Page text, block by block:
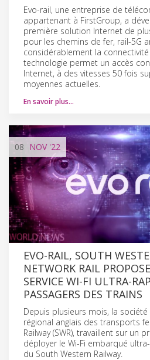
Evo-rail, une entreprise de
appartenant à FirstGroup, a
première solution Internet de
pour les chemins de fer, rail-5G
considérablement la
technologie permet un accès
Internet, à des vitesses 50 fois
moyennes actuelles.
En savoir plus…
08 NOV'22
EVO-RAIL, SOUTH
NETWORK RAIL
SERVICE WI-FI ULTRA-
PASSAGERS DES TRAINS
Depuis plusieurs mois, la
régional anglais des transports
Railway (SWR), travaillent sur un
déployer le Wi-Fi embarqué
du South Western Railway.